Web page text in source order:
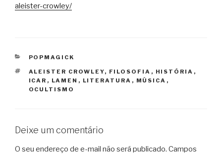
aleister-crowley/
CATEGORIAS
POPMAGICK
TAGS
ALEISTER CROWLEY, FILOSOFIA , HISTÓRIA ,
ICAR , LAMEN , LITERATURA , MÚSICA ,
OCULTISMO
Deixe um comentário
O seu endereço de e-mail não será publicado. Campos